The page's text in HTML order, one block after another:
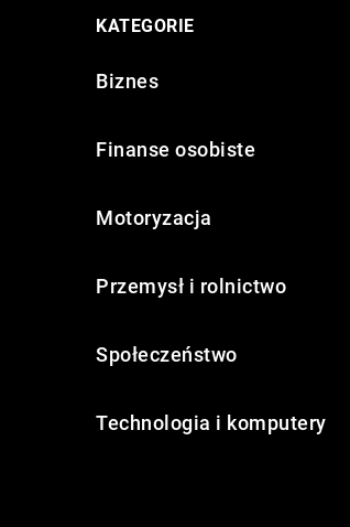
KATEGORIE
Biznes
Finanse osobiste
Motoryzacja
Przemysł i rolnictwo
Społeczeństwo
Technologia i komputery